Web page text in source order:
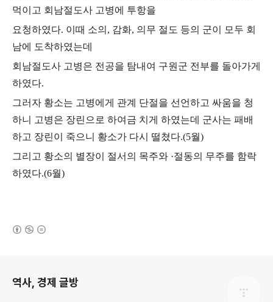
먹이고 회남절도사 고병에 투항을
요청하였다. 이때 소의 , 감화, 의무 절도 등의 군이 모두 회
남에 도착하였는데
회남절도사 고병은 전공을 탐내여 구원군 전부를 돌아가게
하였다.
그러자 황소는 고병에게 관계 단절을 선언하고 싸움을 청
하니 고병은 장린으로 하여금 치게 하였는데 군사는 패배
하고 장린이 죽으니 황소가 다시 떨쳤다.(5월)
그리고 황소의 별장이 절서의 목주와 ·절동의 무주를 함락
하였다.(6월)
역사, 경제 글방